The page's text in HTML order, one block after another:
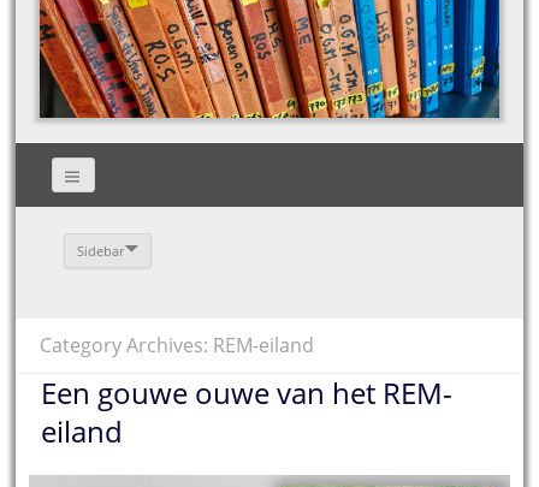
Sidebar
Category Archives: REM-eiland
Een gouwe ouwe van het REM-
eiland